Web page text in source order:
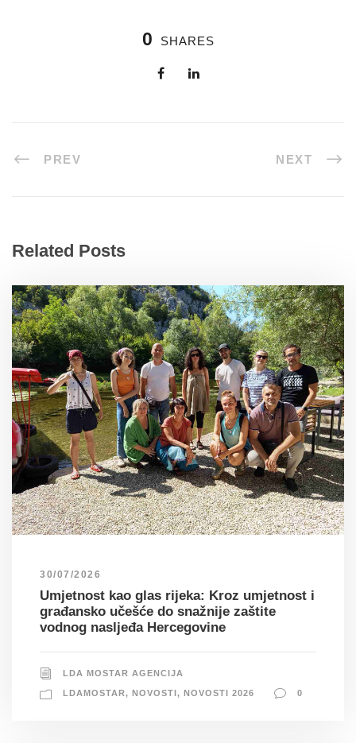
0 SHARES
PREV NEXT
Related Posts
30/07/2026
Umjetnost kao glas rijeka: Kroz umjetnost i
građansko učešće do snažnije zaštite
vodnog nasljeđa Hercegovine
LDA MOSTAR AGENCIJA
LDAMOSTAR, NOVOSTI, NOVOSTI 2026 0